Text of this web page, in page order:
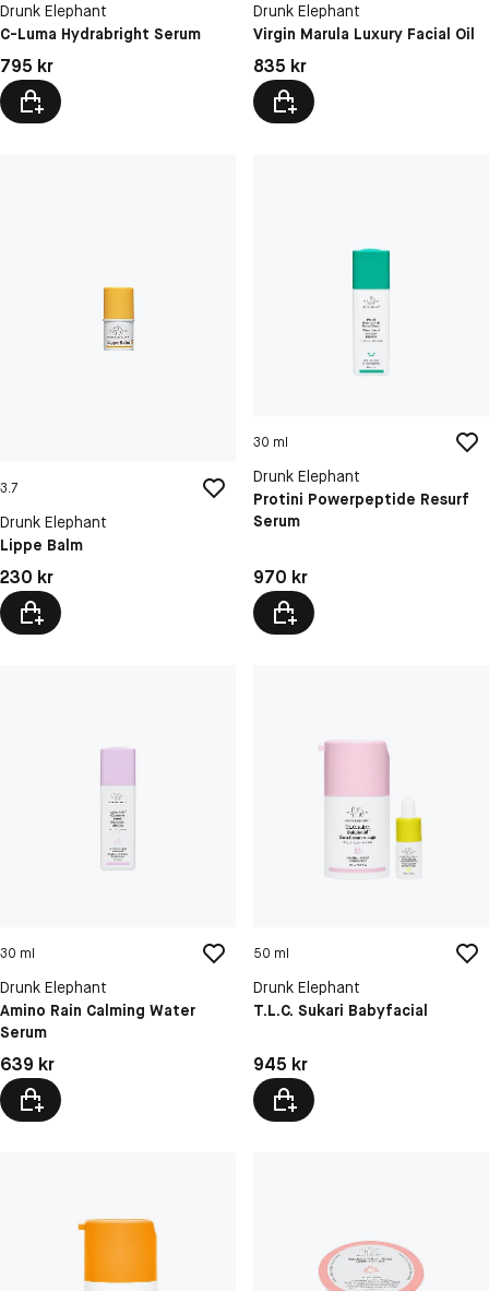
Drunk Elephant
C-Luma Hydrabright Serum
Pris: 795 kr
795 kr
Drunk Elephant
Virgin Marula Luxury Facial Oil
Pris: 835 kr
835 kr
3.7
Drunk Elephant
Lippe Balm
Pris: 230 kr
230 kr
30 ml
Drunk Elephant
Protini Powerpeptide Resurf
Serum
Pris: 970 kr
970 kr
30 ml
Drunk Elephant
Amino Rain Calming Water
Serum
Pris: 639 kr
639 kr
50 ml
Drunk Elephant
T.L.C. Sukari Babyfacial
Pris: 945 kr
945 kr